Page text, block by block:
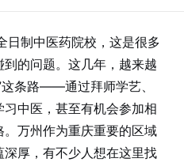
制中医药院校，这是很多
的问题。这几年，越来越
这条路——通过拜师学艺、
中医，甚至有机会参加相
万州作为重庆重要的区域
厚，有不少人想在这里找